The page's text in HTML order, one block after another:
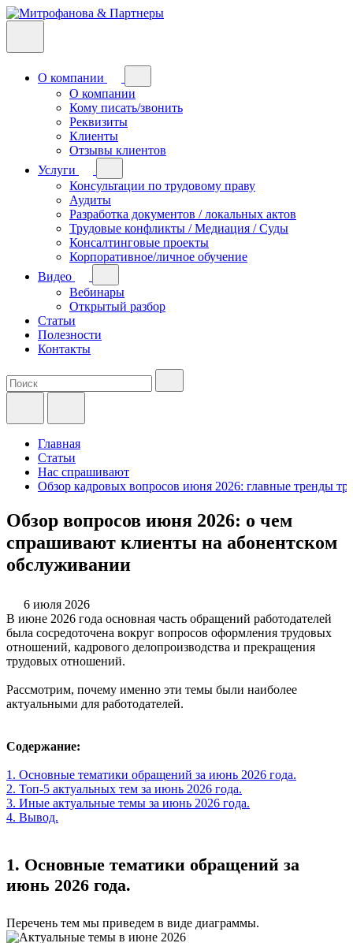
О компании
О компании
Кому писать/звонить
Реквизиты
Клиенты
Отзывы клиентов
Услуги
Консультации по трудовому праву
Аудиты
Разработка документов / локальных актов
Трудовые конфликты / Медиация / Суды
Консалтинговые проекты
Корпоративное/личное обучение
Видео
Вебинары
Открытый разбор
Статьи
Полезности
Контакты
Главная
Статьи
Нас спрашивают
Обзор кадровых вопросов июня 2026: главные тренды
Обзор вопросов июня 2026: о чем
спрашивают клиенты на абонентском
обслуживании
6 июля 2026
В июне 2026 года основная часть обращений работодателей
была сосредоточена вокруг вопросов оформления трудовых
отношений, кадрового делопроизводства и прекращения
трудовых отношений.
Рассмотрим, почему именно эти темы были наиболее
актуальными для работодателей.
Содержание:
1. Основные тематики обращений за июнь 2026 года.
2. Топ-5 актуальных тем за июнь 2026 года.
3. Иные актуальные темы за июнь 2026 года.
4. Вывод.
1. Основные тематики обращений за
июнь 2026 года.
Перечень тем мы приведем в виде диаграммы.